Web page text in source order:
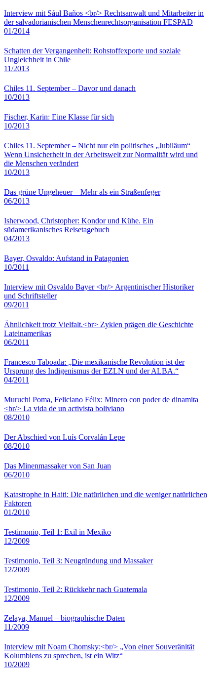
Interview mit Sául Baños <br/> Rechtsanwalt und Mitarbeiter in
der salvadorianischen Menschenrechtsorganisation FESPAD
01/2014
Schatten der Vergangenheit: Rohstoffexporte und soziale
Ungleichheit in Chile
11/2013
Chiles 11. September – Davor und danach
10/2013
Fischer, Karin: Eine Klasse für sich
10/2013
Chiles 11. September – Nicht nur ein politisches „Jubiläum“
Wenn Unsicherheit in der Arbeitswelt zur Normalität wird und
die Menschen verändert
10/2013
Das grüne Ungeheuer – Mehr als ein Straßenfeger
06/2013
Isherwood, Christopher: Kondor und Kühe. Ein
südamerikanisches Reisetagebuch
04/2013
Bayer, Osvaldo: Aufstand in Patagonien
10/2011
Interview mit Osvaldo Bayer <br/> Argentinischer Historiker
und Schriftsteller
09/2011
Ähnlichkeit trotz Vielfalt.<br> Zyklen prägen die Geschichte
Lateinamerikas
06/2011
Francesco Taboada: „Die mexikanische Revolution ist der
Ursprung des Indigenismus der EZLN und der ALBA.“
04/2011
Muruchi Poma, Feliciano Félix: Minero con poder de dinamita
<br/> La vida de un activista boliviano
08/2010
Der Abschied von Luís Corvalán Lepe
08/2010
Das Minenmassaker von San Juan
06/2010
Katastrophe in Haiti: Die natürlichen und die weniger natürlichen
Faktoren
01/2010
Testimonio, Teil 1: Exil in Mexiko
12/2009
Testimonio, Teil 3: Neugründung und Massaker
12/2009
Testimonio, Teil 2: Rückkehr nach Guatemala
12/2009
Zelaya, Manuel – biographische Daten
11/2009
Interview mit Noam Chomsky:<br/> „Von einer Souveränität
Kolumbiens zu sprechen, ist ein Witz“
10/2009